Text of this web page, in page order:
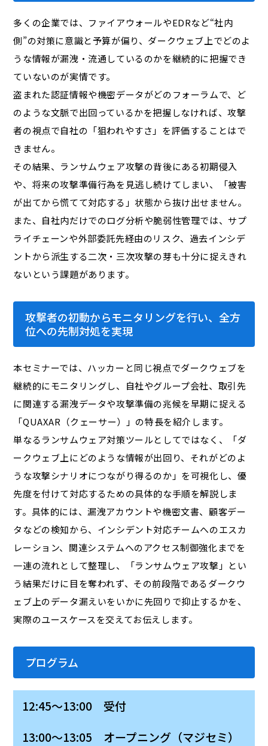
多くの企業では、ファイアウォールやEDRなど“社内
側”の対策に意識と予算が偏り、ダークウェブ上でどのよ
うな情報が漏洩・流通しているのかを継続的に把握でき
ていないのが実情です。
盗まれた認証情報や機密データがどのフォーラムで、ど
のような文脈で出回っているかを把握しなければ、攻撃
者の視点で自社の「狙われやすさ」を評価することはで
きません。
その結果、ランサムウェア攻撃の背後にある初期侵入
や、将来の攻撃準備行為を見逃し続けてしまい、「被害
が出てから慌てて対応する」状態から抜け出せません。
また、自社内だけでのログ分析や脆弱性管理では、サプ
ライチェーンや外部委託先経由のリスク、過去インシデ
ントから派生する二次・三次攻撃の芽も十分に捉えきれ
ないという課題があります。
攻撃者の初動からモニタリングを行い、全方
位への先制対処を実現
本セミナーでは、ハッカーと同じ視点でダークウェブを
継続的にモニタリングし、自社やグループ会社、取引先
に関連する漏洩データや攻撃準備の兆候を早期に捉える
「QUAXAR（クェーサー）」の特長を紹介します。
単なるランサムウェア対策ツールとしてではなく、「ダ
ークウェブ上にどのような情報が出回り、それがどのよ
うな攻撃シナリオにつながり得るのか」を可視化し、優
先度を付けて対応するための具体的な手順を解説しま
す。具体的には、漏洩アカウントや機密文書、顧客デー
タなどの検知から、インシデント対応チームへのエスカ
レーション、関連システムへのアクセス制御強化までを
一連の流れとして整理し、「ランサムウェア攻撃」とい
う結果だけに目を奪われず、その前段階であるダークウ
ェブ上のデータ漏えいをいかに先回りで抑止するかを、
実際のユースケースを交えてお伝えします。
プログラム
12:45～13:00 受付
13:00～13:05 オープニング（マジセミ）